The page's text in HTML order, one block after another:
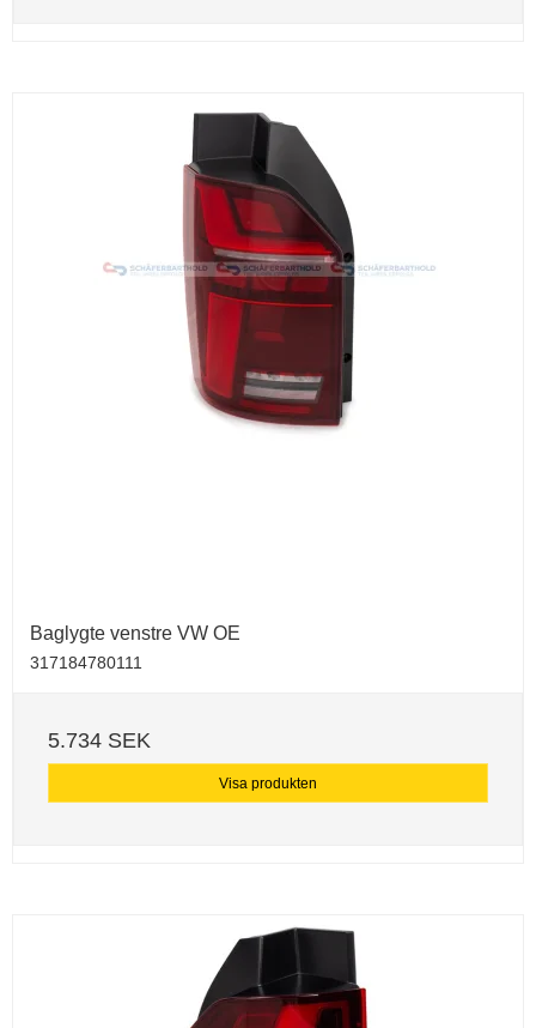
Baglygte venstre VW OE
317184780111
5.734 SEK
Visa produkten